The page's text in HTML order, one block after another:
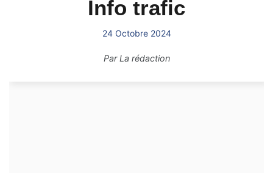
Info trafic
24 Octobre 2024
ParLa rédaction